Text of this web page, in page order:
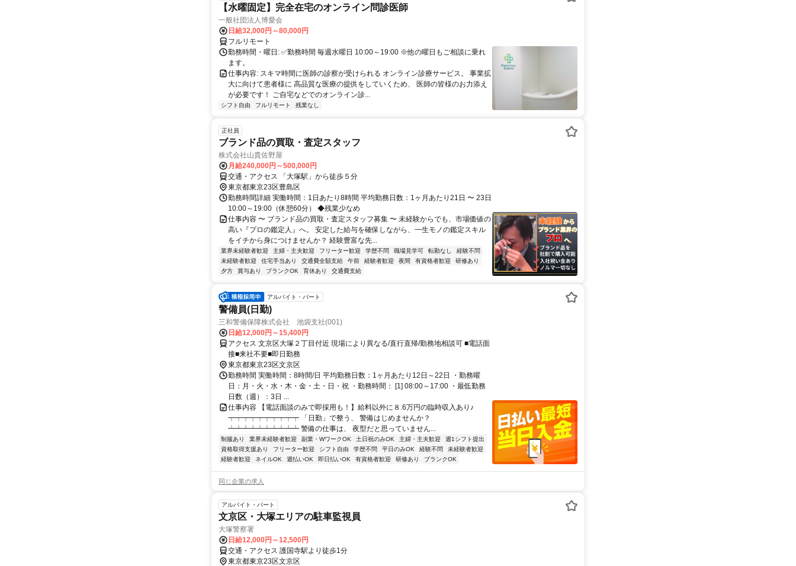
【水曜固定】完全在宅のオンライン問診医師
一般社団法人博愛会
日給32,000円～80,000円
フルリモート
勤務時間・曜日: ✅勤務時間 毎週水曜日 10:00～19:00 ※他の曜日もご相談に乗れ
ます。
仕事内容: スキマ時間に医師の診察が受けられる オンライン診療サービス。 事業拡
大に向けて患者様に 高品質な医療の提供をしていくため、 医師の皆様のお力添え
が必要です！ ご自宅などでのオンライン診...
シフト自由 フルリモート 残業なし
正社員
ブランド品の買取・査定スタッフ
株式会社山貴佐野屋
月給240,000円～500,000円
交通・アクセス 「大塚駅」から徒歩５分
東京都東京23区豊島区
勤務時間詳細 実働時間：1日あたり8時間 平均勤務日数：1ヶ月あたり21日 〜 23日
10:00～19:00（休憩60分） ◆残業少なめ
仕事内容 〜 ブランド品の買取・査定スタッフ募集 〜 未経験からでも、市場価値の
高い『プロの鑑定人』へ。 安定した給与を確保しながら、一生モノの鑑定スキル
をイチから身につけませんか？ 経験豊富な先...
業界未経験者歓迎 主婦・主夫歓迎 フリーター歓迎 学歴不問 職場見学可 転勤なし
経験不問
未経験者歓迎
住宅手当あり 交通費全額支給 午前 経験者歓迎 夜間 有資格者歓迎
研修あり
夕方
賞与あり ブランクOK 育休あり 交通費支給
アルバイト・パート
警備員(日勤)
三和警備保障株式会社 池袋支社(001)
日給12,000円～15,400円
アクセス 文京区大塚２丁目付近 現場により異なる/直行直帰/勤務地相談可 ■電話面
接■来社不要■即日勤務
東京都東京23区文京区
勤務時間 実働時間：8時間/日 平均勤務日数：1ヶ月あたり12日～22日 ・勤務曜
日：月・火・水・木・金・土・日・祝 ・勤務時間： [1] 08:00～17:00 ・最低勤務
日数（週）：3日 ...
仕事内容 【電話面談のみで即採用も！】給料以外に８.6万円の臨時収入あり♪
┯┯┯┯┯┯┯┯┯┯ 「日勤」で整う、 警備はじめませんか？
┷┷┷┷┷┷┷┷┷┷ 警備の仕事は、 夜型だと思っていません...
制服あり 業界未経験者歓迎 副業・WワークOK 土日祝のみOK 主婦・主夫歓迎
週1シフト提出
資格取得支援あり
フリーター歓迎 シフト自由 学歴不問 平日のみOK 経験不問
未経験者歓迎
経験者歓迎
ネイルOK 週払いOK 即日払いOK 有資格者歓迎 研修あり ブランクOK
同じ企業の求人
アルバイト・パート
文京区・大塚エリアの駐車監視員
大塚警察署
日給12,000円～12,500円
交通・アクセス 護国寺駅より徒歩1分
東京都東京23区文京区